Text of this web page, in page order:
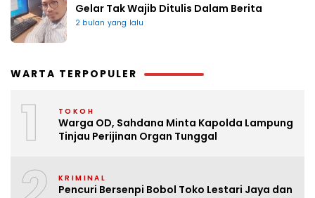
Gelar Tak Wajib Ditulis Dalam Berita
2 bulan yang lalu
WARTA TERPOPULER
1 TOKOH
Warga OD, Sahdana Minta Kapolda Lampung
Tinjau Perijinan Organ Tunggal
KRIMINAL
Pencuri Bersenpi Bobol Toko Lestari Jaya dan